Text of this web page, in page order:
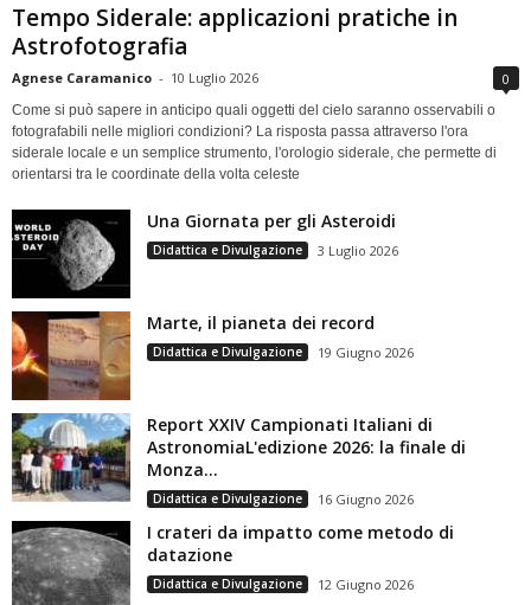
Tempo Siderale: applicazioni pratiche in
Astrofotografia
Agnese Caramanico - 10 Luglio 2026 0
Come si può sapere in anticipo quali oggetti del cielo saranno osservabili o
fotografabili nelle migliori condizioni? La risposta passa attraverso l'ora
siderale locale e un semplice strumento, l'orologio siderale, che permette di
orientarsi tra le coordinate della volta celeste
Una Giornata per gli Asteroidi
Didattica e Divulgazione 3 Luglio 2026
Marte, il pianeta dei record
Didattica e Divulgazione 19 Giugno 2026
Report XXIV Campionati Italiani di
AstronomiaL'edizione 2026: la finale di
Monza...
Didattica e Divulgazione 16 Giugno 2026
I crateri da impatto come metodo di
datazione
Didattica e Divulgazione 12 Giugno 2026